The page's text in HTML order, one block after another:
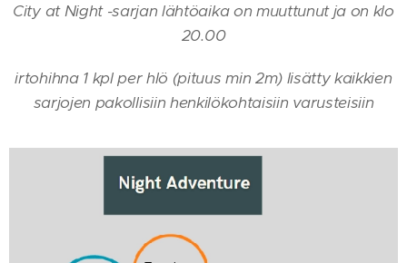
City at Night -sarjan lähtöaika on muuttunut ja on klo
20.00
irtohihna 1 kpl per hlö (pituus min 2m) lisätty kaikkien
sarjojen pakollisiin henkilökohtaisiin varusteisiin